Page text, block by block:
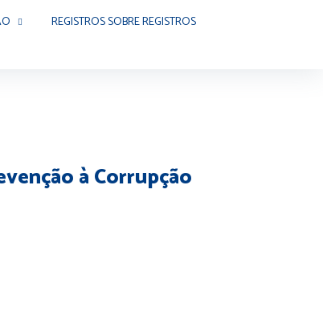
REGISTROS SOBRE REGISTROS
à Corrupção